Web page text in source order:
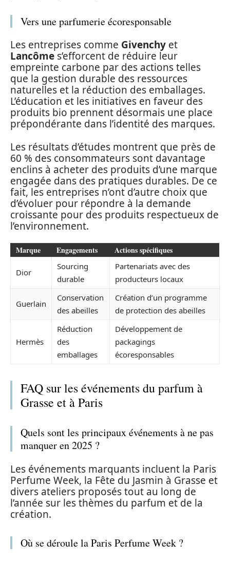
Vers une parfumerie écoresponsable
Les entreprises comme Givenchy et
Lancôme s’efforcent de réduire leur
empreinte carbone par des actions telles
que la gestion durable des ressources
naturelles et la réduction des emballages.
L’éducation et les initiatives en faveur des
produits bio prennent désormais une place
prépondérante dans l’identité des marques.
Les résultats d’études montrent que près de
60 % des consommateurs sont davantage
enclins à acheter des produits d’une marque
engagée dans des pratiques durables. De ce
fait, les entreprises n’ont d’autre choix que
d’évoluer pour répondre à la demande
croissante pour des produits respectueux de
l’environnement.
Marque Engagements Actions spécifiques
Dior
Sourcing
durable
Partenariats avec des
producteurs locaux
Guerlain
Conservation
des abeilles
Création d’un programme
de protection des abeilles
Hermès
Réduction
des
emballages
Développement de
packagings
écoresponsables
FAQ sur les événements du parfum à
Grasse et à Paris
Quels sont les principaux événements à ne pas
manquer en 2025 ?
Les événements marquants incluent la Paris
Perfume Week, la Fête du Jasmin à Grasse et
divers ateliers proposés tout au long de
l’année sur les thèmes du parfum et de la
création.
Où se déroule la Paris Perfume Week ?